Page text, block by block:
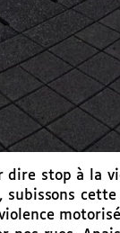
dire stop à la
subissons